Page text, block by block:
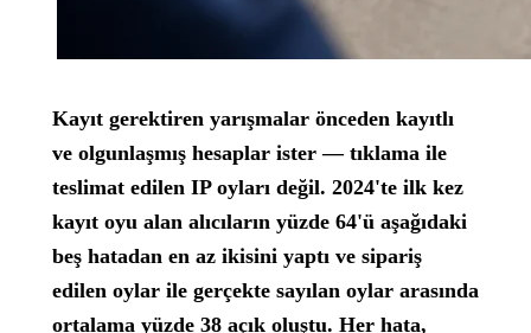
Kayıt gerektiren yarışmalar önceden kayıtlı
ve olgunlaşmış hesaplar ister — tıklama ile
teslimat edilen IP oyları değil. 2024'te ilk kez
kayıt oyu alan alıcıların yüzde 64'ü aşağıdaki
beş hatadan en az ikisini yaptı ve sipariş
edilen oylar ile gerçekte sayılan oylar arasında
ortalama yüzde 38 açık oluştu. Her hata,